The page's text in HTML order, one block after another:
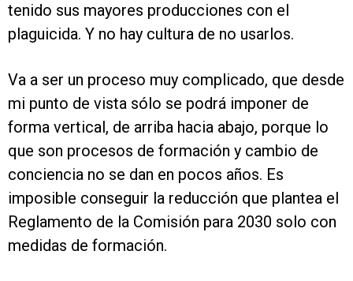
tenido sus mayores producciones con el
plaguicida. Y no hay cultura de no usarlos.
Va a ser un proceso muy complicado, que desde
mi punto de vista sólo se podrá imponer de
forma vertical, de arriba hacia abajo, porque lo
que son procesos de formación y cambio de
conciencia no se dan en pocos años. Es
imposible conseguir la reducción que plantea el
Reglamento de la Comisión para 2030 solo con
medidas de formación.